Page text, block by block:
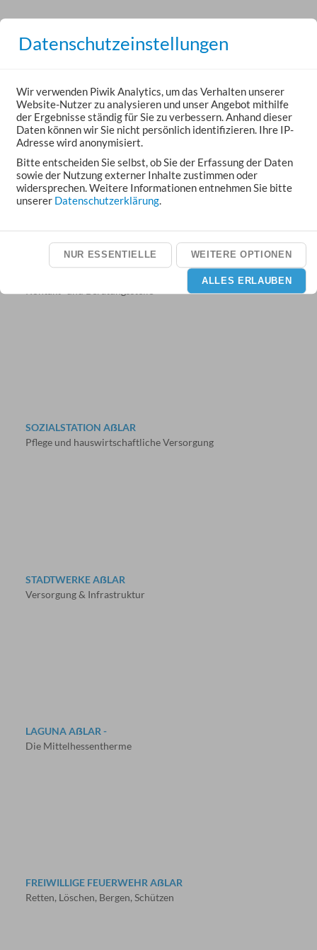
KITAS, HORTE, KRIPPEN
in Aßlar und den Ortsteilen
SOZIALSTATION AẞLAR
Pflege und hauswirtschaftliche Versorgung
STADTWERKE AẞLAR
Versorgung & Infrastruktur
LAGUNA AẞLAR -
Die Mittelhessentherme
FREIWILLIGE FEUERWEHR AẞLAR
Retten, Löschen, Bergen, Schützen
Datenschutzeinstellungen
Wir verwenden Piwik Analytics, um das Verhalten unserer
Website-Nutzer zu analysieren und unser Angebot mithilfe
der Ergebnisse ständig für Sie zu verbessern. Anhand dieser
Daten können wir Sie nicht persönlich identifizieren. Ihre IP-
Adresse wird anonymisiert.
Bitte entscheiden Sie selbst, ob Sie der Erfassung der Daten
sowie der Nutzung externer Inhalte zustimmen oder
widersprechen. Weitere Informationen entnehmen Sie bitte
unserer Datenschutzerklärung.
NUR ESSENTIELLE WEITERE OPTIONEN
ALLES ERLAUBEN